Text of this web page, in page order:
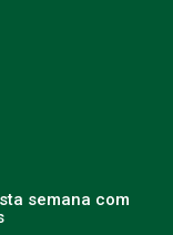
semana com